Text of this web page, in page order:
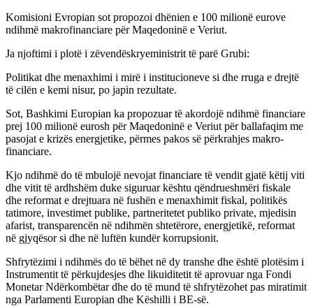
Komisioni Evropian sot propozoi dhënien e 100 milionë eurove
ndihmë makrofinanciare për Maqedoninë e Veriut.
Ja njoftimi i plotë i zëvendëskryeministrit të parë Grubi:
Politikat dhe menaxhimi i mirë i institucioneve si dhe rruga e drejtë
të cilën e kemi nisur, po japin rezultate.
Sot, Bashkimi Europian ka propozuar të akordojë ndihmë financiare
prej 100 milionë eurosh për Maqedoninë e Veriut për ballafaqim me
pasojat e krizës energjetike, përmes pakos së përkrahjes makro-
financiare.
Kjo ndihmë do të mbulojë nevojat financiare të vendit gjatë këtij viti
dhe vitit të ardhshëm duke siguruar kështu qëndrueshmëri fiskale
dhe reformat e drejtuara në fushën e menaxhimit fiskal, politikës
tatimore, investimet publike, partneritetet publiko private, mjedisin
afarist, transparencën në ndihmën shtetërore, energjetikë, reformat
në gjyqësor si dhe në luftën kundër korrupsionit.
Shfrytëzimi i ndihmës do të bëhet në dy transhe dhe është plotësim i
Instrumentit të përkujdesjes dhe likuiditetit të aprovuar nga Fondi
Monetar Ndërkombëtar dhe do të mund të shfrytëzohet pas miratimit
nga Parlamenti Europian dhe Këshilli i BE-së.